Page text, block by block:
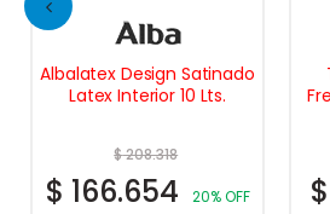
Albalatex Design Satinado
Latex Interior 10 Lts.
$208.318
$ 166.654 20% OFF $